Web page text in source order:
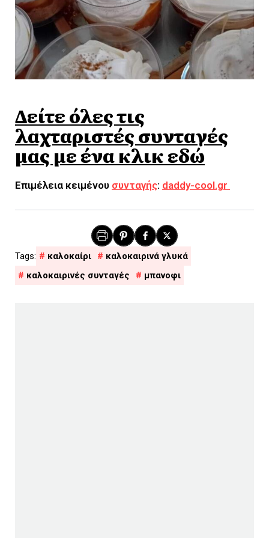
Δείτε όλες τις
λαχταριστές συνταγές
μας με ένα κλικ εδώ
Επιμέλεια κειμένου συνταγής: daddy-cool.gr
καλοκαίρι
καλοκαιρινά γλυκά
καλοκαιρινές συνταγές
μπανοφι